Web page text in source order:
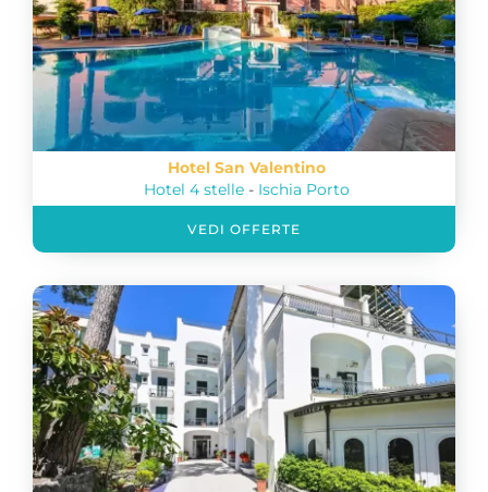
Hotel San Valentino
Hotel 4 stelle - Ischia Porto
VEDI OFFERTE